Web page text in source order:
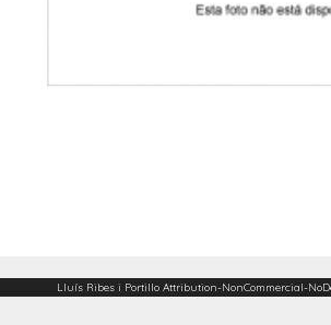
Lluís Ribes i Portillo Attribution-NonCommercial-